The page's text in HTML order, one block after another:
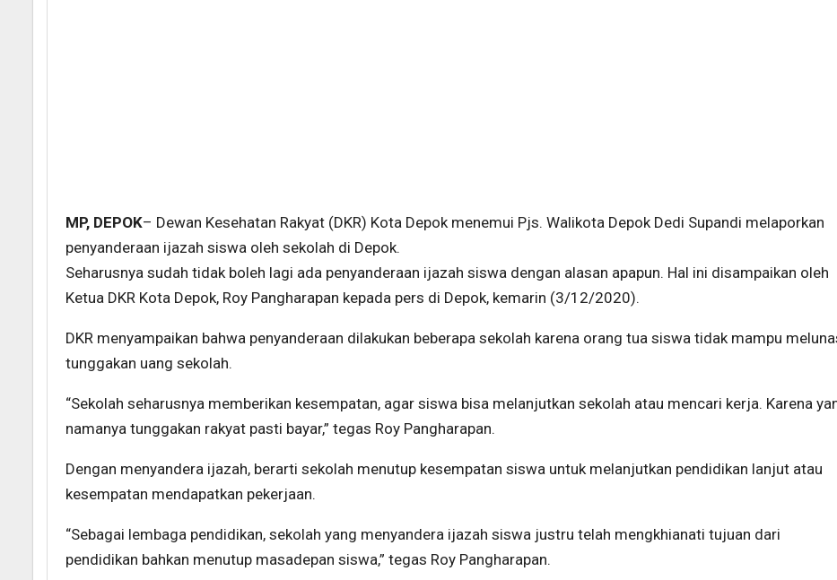
MP, DEPOK– Dewan Kesehatan Rakyat (DKR) Kota Depok menemui Pjs. Walikota Depok Dedi Supandi melaporkan
penyanderaan ijazah siswa oleh sekolah di Depok.
Seharusnya sudah tidak boleh lagi ada penyanderaan ijazah siswa dengan alasan apapun. Hal ini disampaikan oleh
Ketua DKR Kota Depok, Roy Pangharapan kepada pers di Depok, kemarin (3/12/2020).
DKR menyampaikan bahwa penyanderaan dilakukan beberapa sekolah karena orang tua siswa tidak mampu
tunggakan uang sekolah.
“Sekolah seharusnya memberikan kesempatan, agar siswa bisa melanjutkan sekolah atau mencari kerja. Karena
namanya tunggakan rakyat pasti bayar,” tegas Roy Pangharapan.
Dengan menyandera ijazah, berarti sekolah menutup kesempatan siswa untuk melanjutkan pendidikan lanjut atau
kesempatan mendapatkan pekerjaan.
“Sebagai lembaga pendidikan, sekolah yang menyandera ijazah siswa justru telah mengkhianati tujuan dari
pendidikan bahkan menutup masadepan siswa,” tegas Roy Pangharapan.